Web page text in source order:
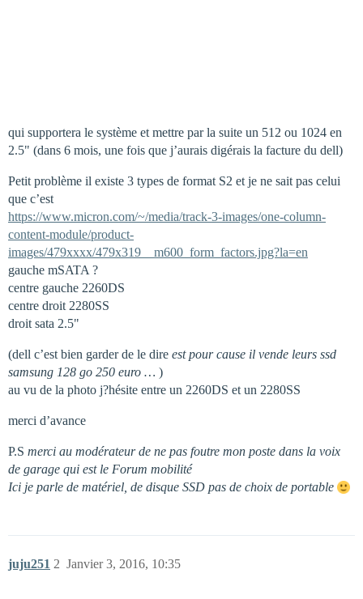
qui supportera le système et mettre par la suite un 512 ou 1024 en
2.5" (dans 6 mois, une fois que j’aurais digérais la facture du dell)
Petit problème il existe 3 types de format S2 et je ne sait pas celui
que c’est
https://www.micron.com/~/media/track-3-images/one-column-
content-module/product-
images/479xxxx/479x319__m600_form_factors.jpg?la=en
gauche mSATA ?
centre gauche 2260DS
centre droit 2280SS
droit sata 2.5"
(dell c’est bien garder de le dire est pour cause il vende leurs ssd
samsung 128 go 250 euro … )
au vu de la photo j?hésite entre un 2260DS et un 2280SS
merci d’avance
P.S merci au modérateur de ne pas foutre mon poste dans la voix
de garage qui est le Forum mobilité
Ici je parle de matériel, de disque SSD pas de choix de portable
juju251 Janvier 3, 2016, 10:35
2